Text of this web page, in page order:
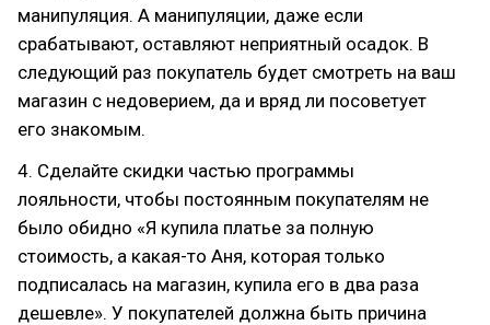
манипуляция. А манипуляции, даже если
срабатывают, оставляют неприятный осадок. В
следующий раз покупатель будет смотреть на ваш
магазин с недоверием, да и вряд ли посоветует
его знакомым.
4. Сделайте скидки частью программы
лояльности, чтобы постоянным покупателям не
было обидно «Я купила платье за полную
стоимость, а какая-то Аня, которая только
подписалась на магазин, купила его в два раза
дешевле». У покупателей должна быть причина